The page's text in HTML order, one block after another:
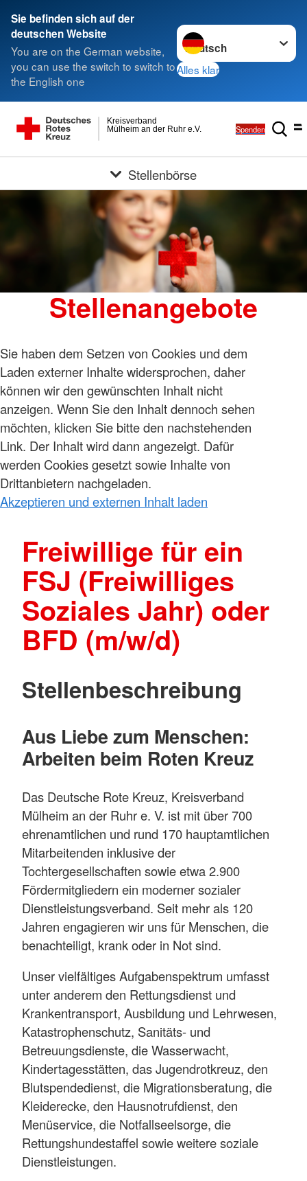
Sie befinden sich auf der
deutschen Website
You are on the German website,
you can use the switch to switch to
the English one
Sprache wechseln zu
Alles klar
Mülheim an der Ruhr e.V.
Kreisverband
Spenden
Stellenbörse
Stellenangebote
Sie haben dem Setzen von Cookies und dem
Laden externer Inhalte widersprochen, daher
können wir den gewünschten Inhalt nicht
anzeigen. Wenn Sie den Inhalt dennoch sehen
möchten, klicken Sie bitte den nachstehenden
Link. Der Inhalt wird dann angezeigt. Dafür
werden Cookies gesetzt sowie Inhalte von
Drittanbietern nachgeladen.
Akzeptieren und externen Inhalt laden
Freiwillige für ein
FSJ (Freiwilliges
Soziales Jahr) oder
BFD (m/w/d)
Stellenbeschreibung
Aus Liebe zum Menschen:
Arbeiten beim Roten Kreuz
Das Deutsche Rote Kreuz, Kreisverband
Mülheim an der Ruhr e. V. ist mit über 700
ehrenamtlichen und rund 170 hauptamtlichen
Mitarbeitenden inklusive der
Tochtergesellschaften sowie etwa 2.900
Fördermitgliedern ein moderner sozialer
Dienstleistungsverband. Seit mehr als 120
Jahren engagieren wir uns für Menschen, die
benachteiligt, krank oder in Not sind.
Unser vielfältiges Aufgabenspektrum umfasst
unter anderem den Rettungsdienst und
Krankentransport, Ausbildung und Lehrwesen,
Katastrophenschutz, Sanitäts- und
Betreuungsdienste, die Wasserwacht,
Kindertagesstätten, das Jugendrotkreuz, den
Blutspendedienst, die Migrationsberatung, die
Kleiderecke, den Hausnotrufdienst, den
Menüservice, die Notfallseelsorge, die
Rettungshundestaffel sowie weitere soziale
Dienstleistungen.